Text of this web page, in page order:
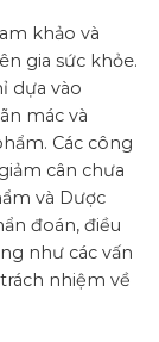
khảo và
gia sức khỏe.
dựa vào
mác và
Các công
cân chưa
và Dược
đoán, điều
như các vấn
nhiệm về